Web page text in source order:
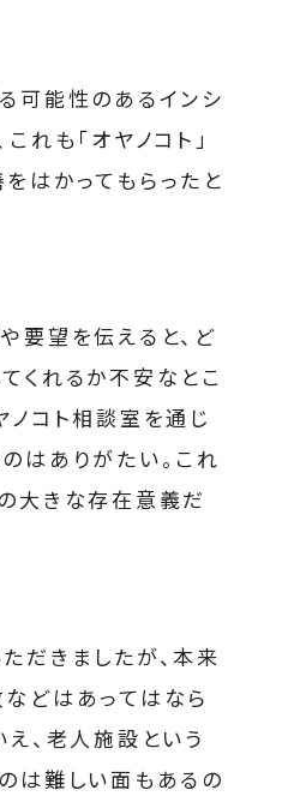
可能性のあるインシ
れも「オヤノコト」
はかってもらったと
要望を伝えると、ど
くれるか不安なとこ
ノコト相談室を通じ
はありがたい。これ
大きな存在意義だ
だきましたが、本来
どはあってはなら
え、老人施設という
は難しい面もあるの